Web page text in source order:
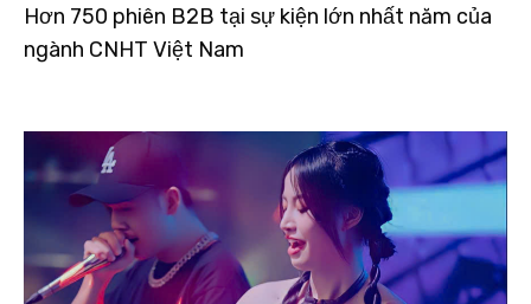
Hơn 750 phiên B2B tại sự kiện lớn nhất năm của
ngành CNHT Việt Nam